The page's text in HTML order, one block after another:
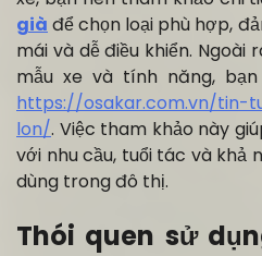
già để chọn loại phù hợp,
mái và dễ điều khiển. Ngoài
mẫu xe và tính năng,
https://osakar.com.vn/tin-
lon/. Việc tham khảo này
với nhu cầu, tuổi tác và khả
dùng trong đô thị.
Thói quen sử